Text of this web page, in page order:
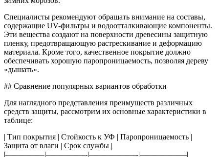
Специалисты рекомендуют обращать внимание на составы,
содержащие UV-фильтры и водоотталкивающие компоненты.
Эти вещества создают на поверхности древесины защитную
пленку, предотвращающую растрескивание и деформацию
материала. Кроме того, качественное покрытие должно
обеспечивать хорошую паропроницаемость, позволяя дереву
«дышать».
## Сравнение популярных вариантов обработки
Для наглядного представления преимуществ различных
средств защиты, рассмотрим их основные характеристики в
таблице:
| Тип покрытия | Стойкость к УФ | Паропроницаемость |
Защита от влаги | Срок службы |
|—————|—————-|——————-|——————|